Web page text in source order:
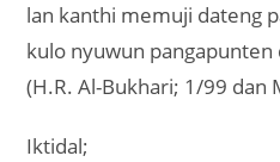
lan kanthi memuji dateng
kulo nyuwun pangapunten
(H.R. Al-Bukhari; 1/99 dan
Iktidal;